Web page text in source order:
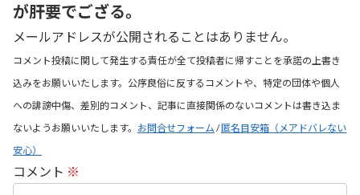
が肝要でござる。
メールアドレスが公開されることはありません。
コメント投稿に関して発生する責任が全て投稿者に帰すことを承諾の上書き
込みをお願いいたします。公序良俗に反するコメントや、特定の団体や個人
への誹謗中傷、差別的コメント、記事に直接関係のないコメントは書き込ま
ないようお願いいたします。 お問合せフォーム /匿名目安箱（メアドバレない
安心）
コメント ※